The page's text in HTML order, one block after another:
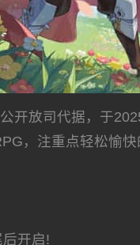
开放司代据，于
，注重点轻松愉快
开启!